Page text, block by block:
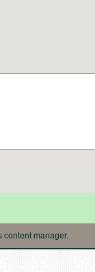
content manager.